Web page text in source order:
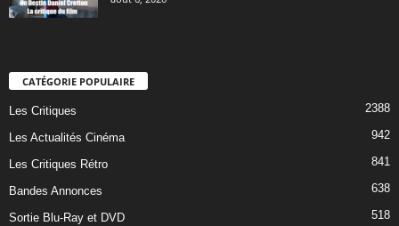
CATÉGORIE POPULAIRE
Les Critiques 2388
Les Actualités Cinéma 942
Les Critiques Rétro 841
Bandes Annonces 638
Sortie Blu-Ray et DVD 518